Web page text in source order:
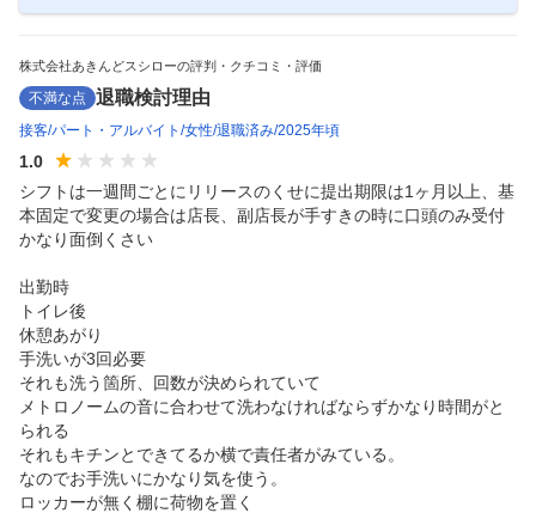
株式会社あきんどスシローの評判・クチコミ・評価
不満な点 退職検討理由
接客 パート・アルバイト 女性 退職済み 2025年頃
1.0
シフトは一週間ごとにリリースのくせに提出期限は1ヶ月以上、基
本固定で変更の場合は店長、副店長が手すきの時に口頭のみ受付
かなり面倒くさい
出勤時
トイレ後
休憩あがり
手洗いが3回必要
それも洗う箇所、回数が決められていて
メトロノームの音に合わせて洗わなければならずかなり時間がと
られる
それもキチンとできてるか横で責任者がみている。
なのでお手洗いにかなり気を使う。
ロッカーが無く棚に荷物を置く